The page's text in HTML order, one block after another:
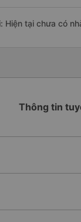
Hiện tại chưa có
Thông tin